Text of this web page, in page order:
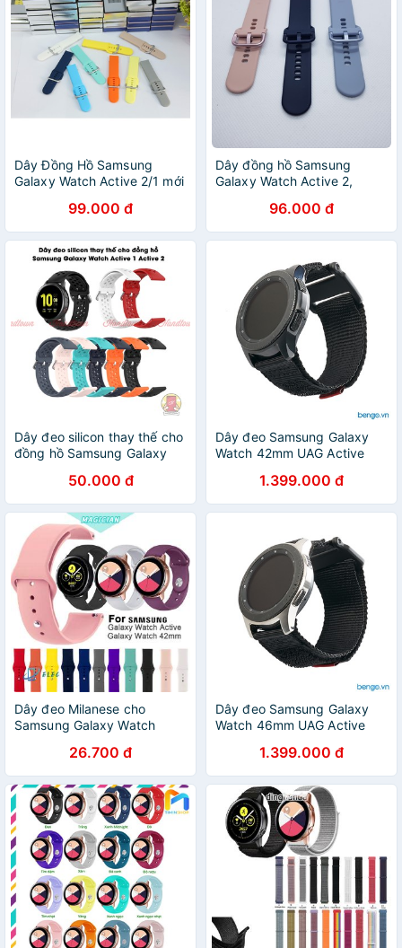
Dây Đồng Hồ Samsung
Galaxy Watch Active 2/1 mới
99.000 đ
Dây đồng hồ Samsung
Galaxy Watch Active 2,
96.000 đ
Dây đeo silicon thay thế cho
đồng hồ Samsung Galaxy
44mm HT200812
50.000 đ
Dây đeo Samsung Galaxy
Watch 42mm UAG Active
1.399.000 đ
Dây đeo Milanese cho
Samsung Galaxy Watch
26.700 đ
Dây đeo Samsung Galaxy
Watch 46mm UAG Active
1.399.000 đ